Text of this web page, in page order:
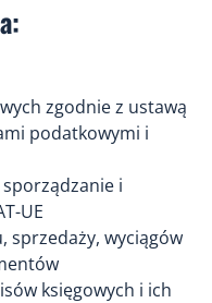
zgodnie z ustawą
podatkowymi i
i
UE
sprzedaży, wyciągów
księgowych i ich